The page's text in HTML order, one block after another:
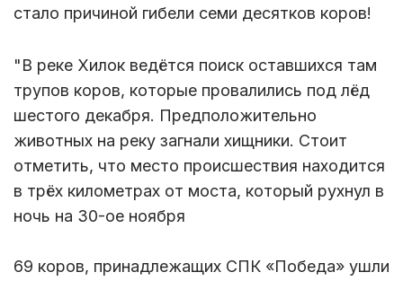
стало причиной гибели семи десятков коров!
"В реке Хилок ведётся поиск оставшихся там
трупов коров, которые провалились под лёд
шестого декабря. Предположительно
животных на реку загнали хищники. Стоит
отметить, что место происшествия находится
в трёх километрах от моста, который рухнул в
ночь на 30-ое ноября
69 коров, принадлежащих СПК «Победа» ушли